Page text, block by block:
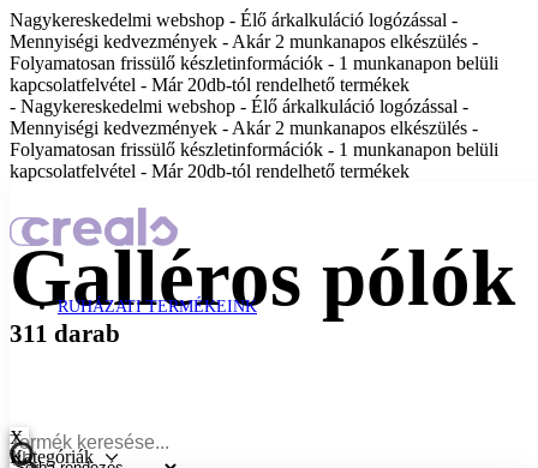
Nagykereskedelmi webshop - Élő árkalkuláció logózással -
Mennyiségi kedvezmények - Akár 2 munkanapos elkészülés -
Folyamatosan frissülő készletinformációk - 1 munkanapon belüli
kapcsolatfelvétel - Már 20db-tól rendelhető termékek
- Nagykereskedelmi webshop - Élő árkalkuláció logózással -
Mennyiségi kedvezmények - Akár 2 munkanapos elkészülés -
Folyamatosan frissülő készletinformációk - 1 munkanapon belüli
kapcsolatfelvétel - Már 20db-tól rendelhető termékek
RUHÁZATI TERMÉKEINK
Galléros pólók
311 darab
X
Kategóriák